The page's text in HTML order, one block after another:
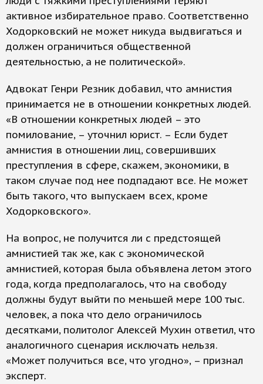
активное избирательное право. Соответственно
Ходорковский не может никуда выдвигаться и
должен ограничиться общественной
деятельностью, а не политической».
Адвокат Генри Резник добавил, что амнистия
принимается не в отношении конкретных людей.
«В отношении конкретных людей – это
помилование, – уточнил юрист. – Если будет
амнистия в отношении лиц, совершивших
преступления в сфере, скажем, экономики, в
таком случае под нее подпадают все. Не может
быть такого, что выпускаем всех, кроме
Ходорковского».
На вопрос, не получится ли с предстоящей
амнистией так же, как с экономической
амнистией, которая была объявлена летом этого
года, когда предполагалось, что на свободу
должны будут выйти по меньшей мере 100 тыс.
человек, а пока что дело ограничилось
десятками, политолог Алексей Мухин ответил, что
аналогичного сценария исключать нельзя.
«Может получиться все, что угодно», – признал
эксперт.